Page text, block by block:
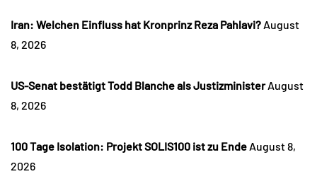
Iran: Welchen Einfluss hat Kronprinz Reza Pahlavi? August
8, 2026
US-Senat bestätigt Todd Blanche als Justizminister August
8, 2026
100 Tage Isolation: Projekt SOLIS100 ist zu Ende August 8,
2026